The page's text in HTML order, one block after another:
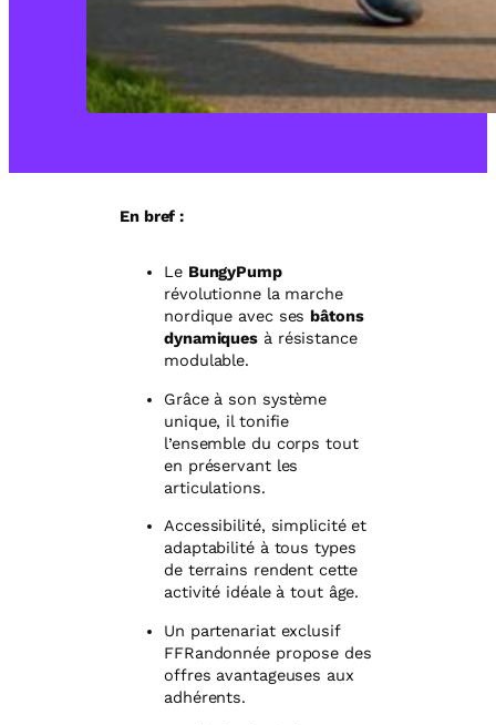
En bref :
Le BungyPump
révolutionne la marche
nordique avec ses bâtons
dynamiques à résistance
modulable.
Grâce à son système
unique, il tonifie
l’ensemble du corps tout
en préservant les
articulations.
Accessibilité, simplicité et
adaptabilité à tous types
de terrains rendent cette
activité idéale à tout âge.
Un partenariat exclusif
FFRandonnée propose des
offres avantageuses aux
adhérents.